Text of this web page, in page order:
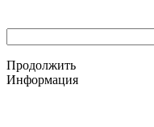
Продолжить
Информация